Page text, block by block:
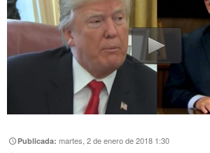
Publicada:martes, 2 de enero de 2018 1:30